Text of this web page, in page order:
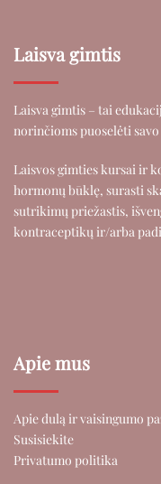
Laisva gimtis
Laisva gimtis – tai
norinčioms puoselėti
Laisvos gimties kursai ir
hormonų būklę, surasti
sutrikimų priežastis,
kontraceptikų ir/arba
Apie mus
Apie dulą ir vaisingumo
Susisiekite
Privatumo politika